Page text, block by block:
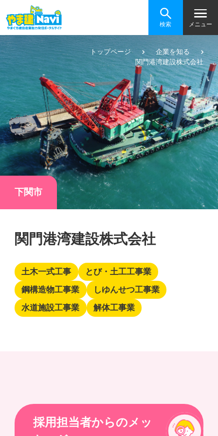
検索 メニュー
トップページ
企業を知る
関門港湾建設株式会社
下関市
関門港湾建設株式会社
土木一式工事
とび・土工工事業
鋼構造物工事業
しゆんせつ工事業
水道施設工事業
解体工事業
採用担当者からのメッ